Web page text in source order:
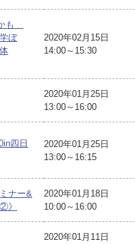
も
ぼ
2020年02月15日
14:00～15:30
2020年01月25日
13:00～16:00
四日
2020年01月25日
13:00～16:15
ナー&
》
2020年01月18日
10:00～16:00
2020年01月11日